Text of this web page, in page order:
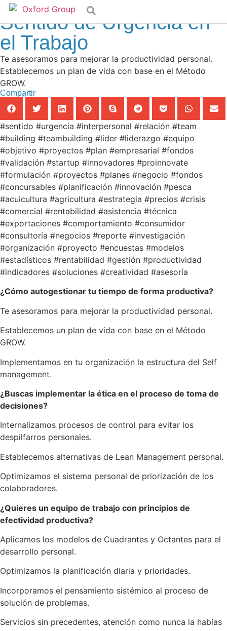
Asesoría, Consultoría Insights
Sentido de Urgencia en
el Trabajo
Te asesoramos para mejorar la productividad personal.
Establecemos un plan de vida con base en el Método
GROW.
Compartir
#sentido #urgencia #interpersonal #relación #team
#building #teambuilding #lider #liderazgo #equipo
#objetivo #proyectos #plan #empresarial #fondos
#validación #startup #innovadores #proinnovate
#formulación #proyectos #planes #negocio #fondos
#concursables #planificación #innovación #pesca
#acuicultura #agricultura #estrategia #precios #crisis
#comercial #rentabilidad #asistencia #técnica
#exportaciones #comportamiento #consumidor
#consultoría #negocios #reporte #investigación
#organización #proyecto #encuestas #modelos
#estadísticos #rentabilidad #gestión #productividad
#indicadores #soluciones #creatividad #asesoría
¿Cómo autogestionar tu tiempo de forma productiva?
Te asesoramos para mejorar la productividad personal.
Establecemos un plan de vida con base en el Método
GROW.
Implementamos en tu organización la estructura del Self
management.
¿Buscas implementar la ética en el proceso de toma de
decisiones?
Internalizamos procesos de control para evitar los
despilfarros personales.
Establecemos alternativas de Lean Management personal.
Optimizamos el sistema personal de priorización de los
colaboradores.
¿Quieres un equipo de trabajo con principios de
efectividad productiva?
Aplicamos los modelos de Cuadrantes y Octantes para el
desarrollo personal.
Optimizamos la planificación diaria y prioridades.
Incorporamos el pensamiento sistémico al proceso de
solución de problemas.
Servicios sin precedentes, atención como nunca la habías